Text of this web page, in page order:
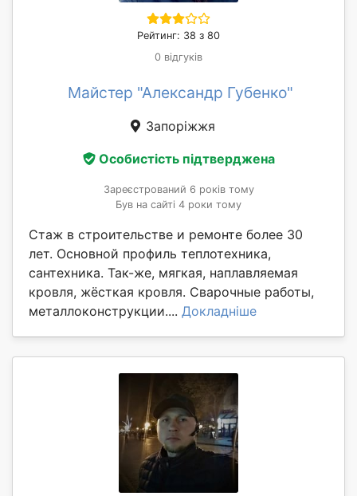
Рейтинг: 38 з 80
0 відгуків
Майстер "Александр Губенко"
Запоріжжя
Особистість підтверджена
Зареєстрований 6 років тому
Був на сайті 4 роки тому
Стаж в строительстве и ремонте более 30
лет. Основной профиль теплотехника,
сантехника. Так-же, мягкая, наплавляемая
кровля, жёсткая кровля. Сварочные работы,
металлоконструкции.... Докладніше